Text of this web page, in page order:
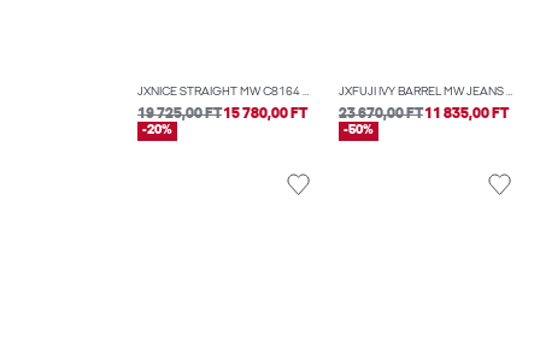
JXNICE STRAIGHT MW C8164 DNM NOOS
19 725,00 FT15 780,00 FT
-20%
JXFUJI IVY BARREL MW JEANS R295 DNM
23 670,00 FT11 835,00 FT
-50%